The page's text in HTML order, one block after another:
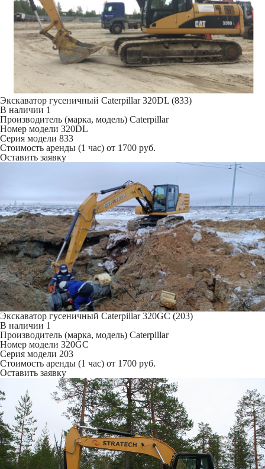
Экскаватор гусеничный Caterpillar 320DL (833)
В наличии 1
Производитель (марка, модель) Caterpillar
Номер модели 320DL
Серия модели 833
Стоимость аренды (1 час) от 1700 руб.
Оставить заявку
Экскаватор гусеничный Caterpillar 320GC (203)
В наличии 1
Производитель (марка, модель) Caterpillar
Номер модели 320GC
Серия модели 203
Стоимость аренды (1 час) от 1700 руб.
Оставить заявку